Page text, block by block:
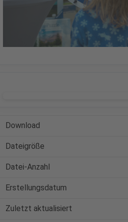
Download
Dateigröße
Datei-Anzahl
Erstellungsdatum
Zuletzt aktualisiert